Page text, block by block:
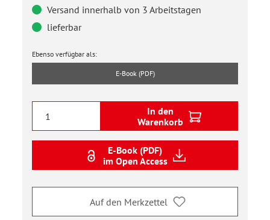
Versand innerhalb von 3 Arbeitstagen
lieferbar
Ebenso verfügbar als:
E-Book (PDF)
In den
Warenkorb
E-Book (PDF)
im Open Access
Auf den Merkzettel